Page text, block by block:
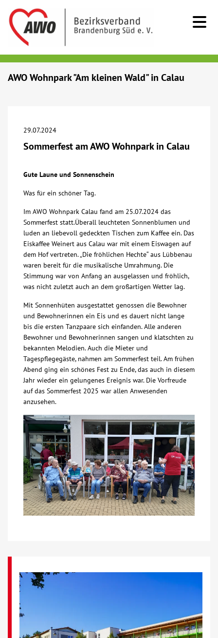
Beratung & Hilfe
Begegnung
Bildung
Über uns
Veranstaltungen
Spenden
Mitmachen
Karriere
Ausbildung
Glossar
Suche
Kontakt
AWO BB Süd
AWO Wohnpark "Am kleinen Wald" in Calau
29.07.2024
Sommerfest am AWO Wohnpark in Calau
Gute Laune und Sonnenschein
Was für ein schöner Tag.
Im AWO Wohnpark Calau fand am 25.07.2024 das
Sommerfest statt.Überall leuchteten Sonnenblumen und
luden an liebevoll gedeckten Tischen zum Kaffee ein. Das
Eiskaffee Weinert aus Calau war mit einem Eiswagen auf
dem Hof vertreten. „Die fröhlichen Hechte“ aus Lübbenau
waren bereit für die musikalische Umrahmung. Die
Stimmung war von Anfang an ausgelassen und fröhlich,
was nicht zuletzt auch an dem großartigen Wetter lag.
Mit Sonnenhüten ausgestattet genossen die Bewohner
und Bewohnerinnen ein Eis und es dauert nicht lange
bis die ersten Tanzpaare sich einfanden. Alle anderen
Bewohner und Bewohnerinnen sangen und klatschten zu
bekannten Melodien. Auch die Mieter und
Tagespflegegäste, nahmen am Sommerfest teil. Am frühen
Abend ging ein schönes Fest zu Ende, das auch in diesem
Jahr wieder ein gelungenes Ereignis war. Die Vorfreude
auf das Sommerfest 2025 war allen Anwesenden
anzusehen.